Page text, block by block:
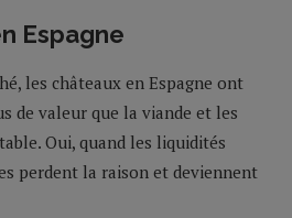
Espagne
les châteaux en Espagne ont
de valeur que la viande et les
Oui, quand les liquidités
perdent la raison et deviennent